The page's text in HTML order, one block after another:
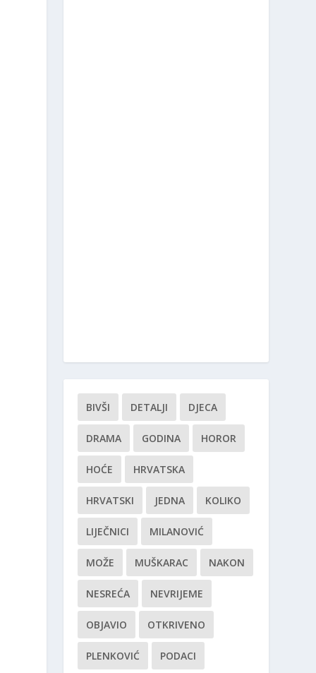
BIVŠI DETALJI DJECA
DRAMA GODINA HOROR
HOĆE HRVATSKA
HRVATSKI JEDNA KOLIKO
LIJEČNICI MILANOVIĆ
MOŽE MUŠKARAC NAKON
NESREĆA NEVRIJEME
OBJAVIO OTKRIVENO
PLENKOVIĆ PODACI